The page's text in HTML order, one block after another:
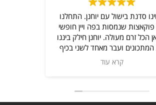
עשינו סדנת בישול עם יוחנן. התחלנו
עם פוקאצות שנמסות בפה ויין חופשי
הכל זרם מעולה. יוחנן חילק ביננו
את המתכונים ועבר מאחד לשני בכיף
ונתן המון טיפים ולא פחות חשוב-ניתן
להתקשר אליו ולשאול שוב על
ברמה גבוהה מאוד. החוויה היתה
מגבשת,מעצימה וגם מי שלא התלהב
קרא עוד